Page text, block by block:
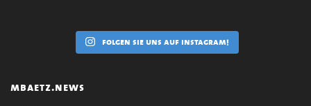
folgen sie uns auf instagram!
mbaetz.news